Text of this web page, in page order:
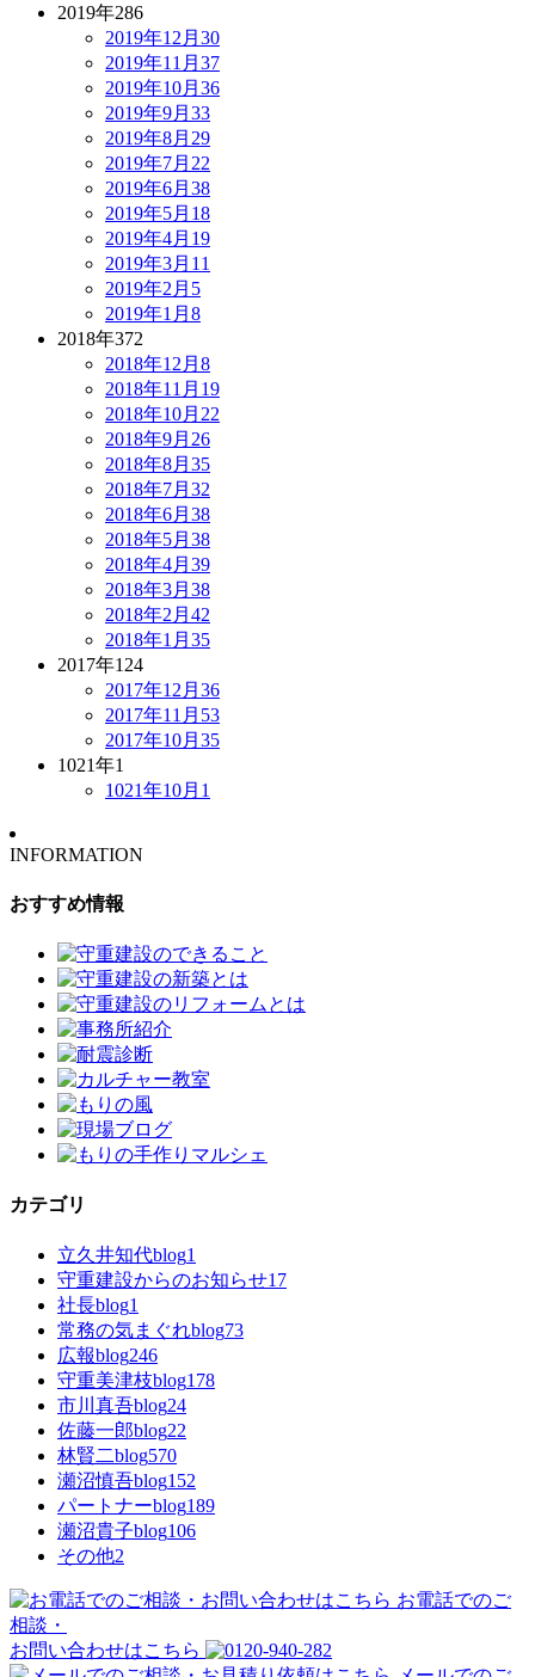
2019年286
2019年12月 30
2019年11月 37
2019年10月 36
2019年9月 33
2019年8月 29
2019年7月 22
2019年6月 38
2019年5月 18
2019年4月 19
2019年3月 11
2019年2月 5
2019年1月 8
2018年372
2018年12月 8
2018年11月 19
2018年10月 22
2018年9月 26
2018年8月 35
2018年7月 32
2018年6月 38
2018年5月 38
2018年4月 39
2018年3月 38
2018年2月 42
2018年1月 35
2017年124
2017年12月 36
2017年11月 53
2017年10月 35
1021年1
1021年10月 1
INFORMATION
おすすめ情報
カテゴリ
立久井知代blog1
守重建設からのお知らせ17
社長blog1
常務の気まぐれblog73
広報blog246
守重美津枝blog178
市川真吾blog24
佐藤一郎blog22
林賢二blog570
瀬沼慎吾blog152
パートナーblog189
瀬沼貴子blog106
その他2
お電話でのご
相談・
お問い合わせはこちら